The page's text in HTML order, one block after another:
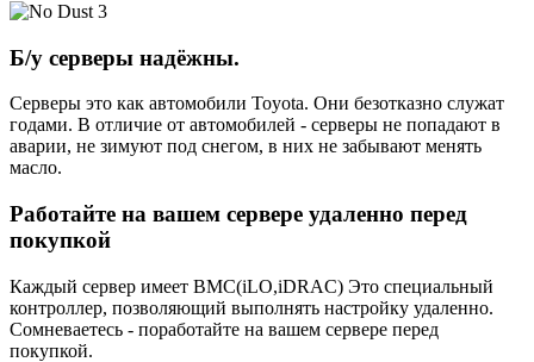
Б/у серверы надёжны.
Серверы это как автомобили Toyota. Они безотказно служат
годами. В отличие от автомобилей - серверы не попадают в
аварии, не зимуют под снегом, в них не забывают менять
масло.
Работайте на вашем сервере удаленно перед
покупкой
Каждый сервер имеет BMC(iLO,iDRAC) Это специальный
контроллер, позволяющий выполнять настройку удаленно.
Сомневаетесь - поработайте на вашем сервере перед
покупкой.